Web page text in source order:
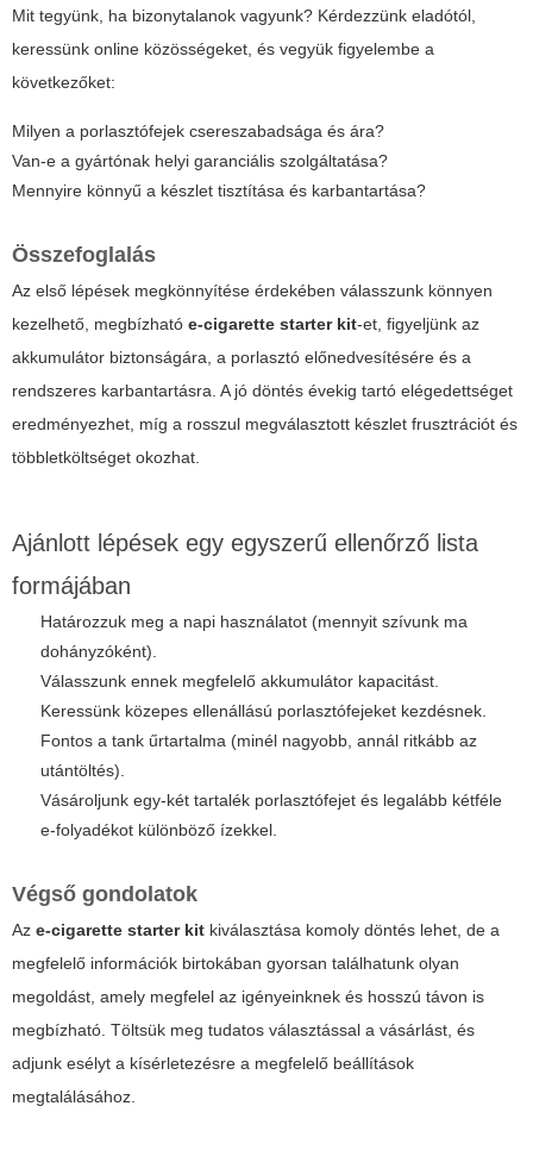
Mit tegyünk, ha bizonytalanok vagyunk? Kérdezzünk eladótól,
keressünk online közösségeket, és vegyük figyelembe a
következőket:
Milyen a porlasztófejek csereszabadsága és ára?
Van-e a gyártónak helyi garanciális szolgáltatása?
Mennyire könnyű a készlet tisztítása és karbantartása?
Összefoglalás
Az első lépések megkönnyítése érdekében válasszunk könnyen
kezelhető, megbízható e-cigarette starter kit-et, figyeljünk az
akkumulátor biztonságára, a porlasztó előnedvesítésére és a
rendszeres karbantartásra. A jó döntés évekig tartó elégedettséget
eredményezhet, míg a rosszul megválasztott készlet frusztrációt és
többletköltséget okozhat.
Ajánlott lépések egy egyszerű ellenőrző lista
formájában
Határozzuk meg a napi használatot (mennyit szívunk ma
dohányzóként).
Válasszunk ennek megfelelő akkumulátor kapacitást.
Keressünk közepes ellenállású porlasztófejeket kezdésnek.
Fontos a tank űrtartalma (minél nagyobb, annál ritkább az
utántöltés).
Vásároljunk egy-két tartalék porlasztófejet és legalább kétféle
e-folyadékot különböző ízekkel.
Végső gondolatok
Az e-cigarette starter kit kiválasztása komoly döntés lehet, de a
megfelelő információk birtokában gyorsan találhatunk olyan
megoldást, amely megfelel az igényeinknek és hosszú távon is
megbízható. Töltsük meg tudatos választással a vásárlást, és
adjunk esélyt a kísérletezésre a megfelelő beállítások
megtalálásához.